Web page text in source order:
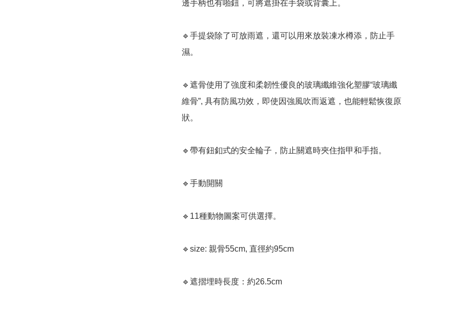
邊手柄也有啪鈕，可將遮掛在手袋或背囊上。
🔹手提袋除了可放雨遮，還可以用來放裝凍水樽添，防止手
濕。
🔹遮骨使用了強度和柔韌性優良的玻璃纖維強化塑膠“玻璃纖
維骨”, 具有防風功效，即使因強風吹而返遮，也能輕鬆恢復原
狀。
🔹帶有鈕釦式的安全輪子，防止關遮時夾住指甲和手指。
🔹手動開關
🔹11種動物圖案可供選擇。
🔹size: 親骨55cm, 直徑約95cm
🔹遮摺埋時長度：約26.5cm